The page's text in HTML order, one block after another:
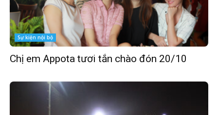
Sự kiện nội bộ
Chị em Appota tươi tắn chào đón 20/10